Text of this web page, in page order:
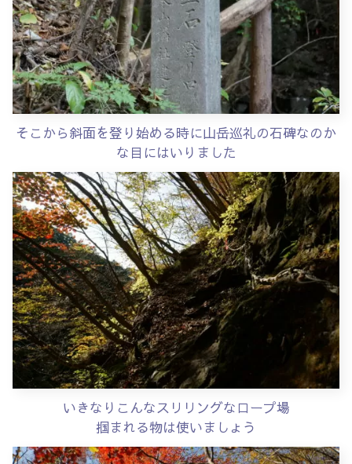
そこから斜面を登り始める時に山岳巡礼の石碑なのか
な目にはいりました
いきなりこんなスリリングなロープ場
掴まれる物は使いましょう